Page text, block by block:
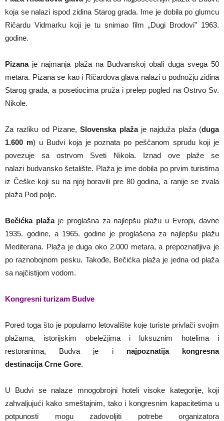
koja se nalazi ispod zidina Starog grada. Ime je dobila po glumcu
Ričardu Vidmarku koji je tu snimao film „Dugi Brodovi” 1963.
godine.
Pizanaje najmanja plaža na Budvanskoj obali duga svega 50
metara. Pizana se kao i Ričardova glava nalazi u podnožju zidina
Starog grada, a posetiocima pruža i prelep pogled na Ostrvo Sv.
Nikole.
Za razliku od Pizane, Slovenska plažaje najduža plaža (duga
1.600 m) u Budvi koja je poznata po peščanom sprudu koji je
povezuje sa ostrvom Sveti Nikola. Iznad ove plaže se
nalazi budvansko šetalište. Plaža je ime dobila po prvim turistima
iz Češke koji su na njoj boravili pre 80 godina, a ranije se zvala
plaža Pod polje.
Bečićka plažaje proglašna za najlepšu plažu u Evropi, davne
1935. godine, a 1965. godine je proglašena za najlepšu plažu
Mediterana. Plaža je duga oko 2.000 metara, a prepoznatljiva je
po raznobojnom pesku. Takođe, Bečićka plaža je jedna od plaža
sa najčistijom vodom.
Kongresni turizam Budve
Pored toga što je popularno letovalište koje turiste privlači svojim
plažama, istorijskim obeležjima i luksuznim hotelima i
restoranima, Budva je i najpoznatija kongresna
destinacija Crne Gore.
U Budvi se nalaze mnogobrojni hoteli visoke kategorije, koji
zahvaljujući kako smeštajnim, tako i kongresnim kapacitetima u
potpunosti mogu zadovoljiti potrebe organizatora